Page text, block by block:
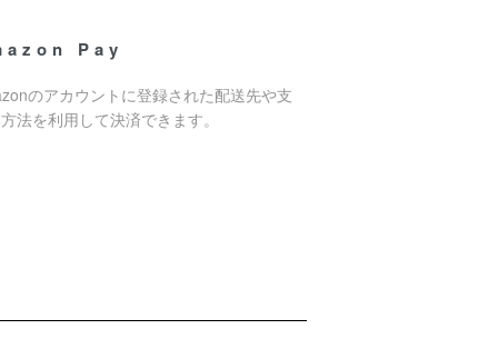
Pay
のアカウントに登録された配送先や支
法を利用して決済できます。